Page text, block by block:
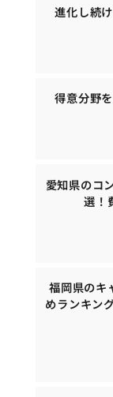
進化し続
得意分野
愛知県のコ
選！
福岡県のキ
めランキン